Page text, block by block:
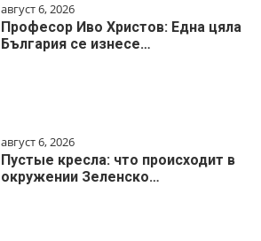
август 6, 2026
Професор Иво Христов: Една цяла
България се изнесе…
август 6, 2026
Пустые кресла: что происходит в
окружении Зеленско…